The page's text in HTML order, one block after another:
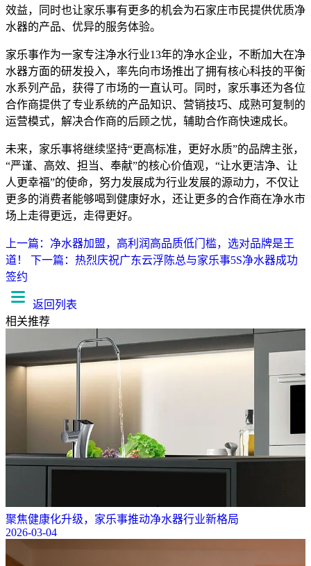
效益，同时也让家乐事有更多的机会为石家庄市民提供优质净
水器的产品、优异的服务体验。
家乐事作为一家专注净水行业13年的净水企业，不断加大在净
水器方面的研发投入，率先向市场推出了拥有核心科技的平衡
水系列产品，获得了市场的一直认可。同时，家乐事还为各位
合作商提供了专业系统的产品知识、营销技巧、成熟可复制的
运营模式，解决合作商的后顾之忧，辅助合作商快速成长。
未来，家乐事将继续坚持“更高标准，更好水质”的品牌主张，
“严谨、高效、担当、奉献”的核心价值观，“让水更洁净、让
人更幸福”的使命，努力发展成为行业发展的源动力，不仅让
更多的消费者能够喝到健康好水，还让更多的合作商在净水市
场上走得更远，走得更好。
上一篇：净水器加盟，高利润高品质低门槛，选对品牌是王
道！
下一篇：热烈庆祝广东云浮陈总与家乐事5S净水器成功
签约
返回列表
相关推荐
聚焦健康化升级，家乐事推动净水器行业新格局
2026-03-04